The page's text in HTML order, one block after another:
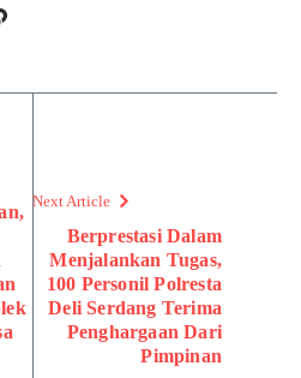
Next Article
Berprestasi Dalam
Menjalankan Tugas,
100 Personil Polresta
Deli Serdang Terima
Penghargaan Dari
Pimpinan